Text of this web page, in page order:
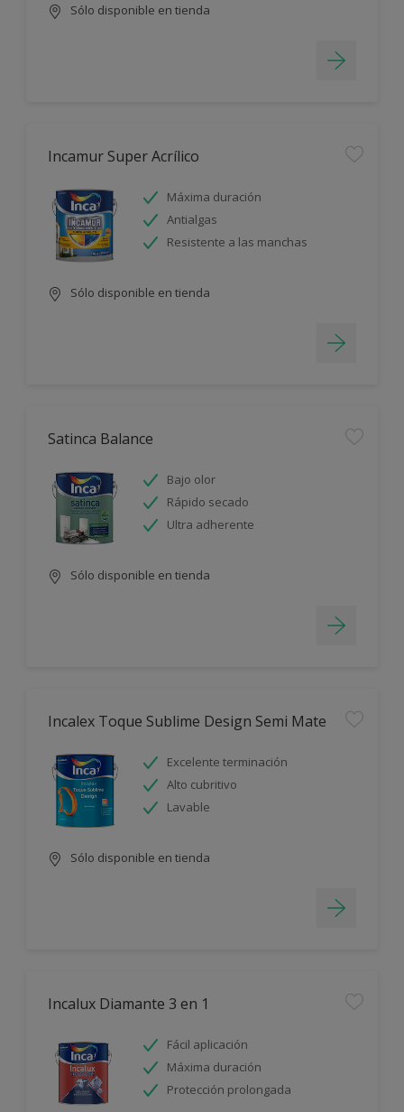
Sólo disponible en tienda
Incamur Super Acrílico
Máxima duración
Antialgas
Resistente a las manchas
Sólo disponible en tienda
Satinca Balance
Bajo olor
Rápido secado
Ultra adherente
Sólo disponible en tienda
Incalex Toque Sublime Design Semi Mate
Excelente terminación
Alto cubritivo
Lavable
Sólo disponible en tienda
Incalux Diamante 3 en 1
Fácil aplicación
Máxima duración
Protección prolongada